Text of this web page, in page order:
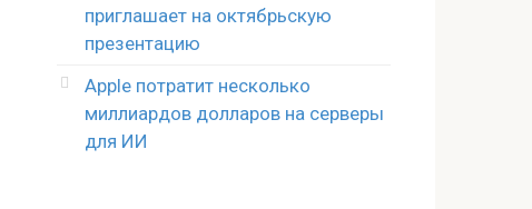
приглашает на октябрьскую
презентацию
Apple потратит несколько
миллиардов долларов на серверы
для ИИ